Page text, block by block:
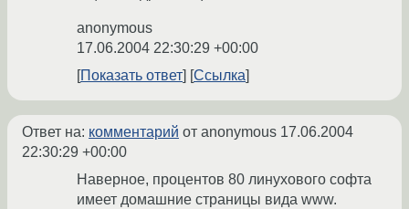
anonymous
17.06.2004 22:30:29 +00:00
Показать ответ
Ссылка
Ответ на: комментарий от anonymous 17.06.2004
22:30:29 +00:00
Наверное, процентов 80 линухового софта
имеет домашние страницы вида www.